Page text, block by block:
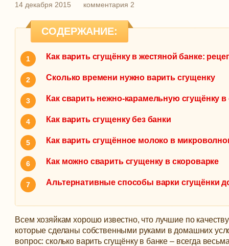
14 декабря 2015 комментария 2
СОДЕРЖАНИЕ:
Как варить сгущёнку в жестяной банке:
Сколько времени нужно варить сгущенку
Как сварить нежно-карамельную сгущёнку в
Как варить сгущенку без банки
Как варить сгущённое молоко в
Как можно сварить сгущенку в скороварке
Альтернативные способы варки сгущёнки
Всем хозяйкам хорошо известно, что лучшие по
которые сделаны собственными руками в домашних
вопрос: сколько варить сгущёнку в банке – всегда